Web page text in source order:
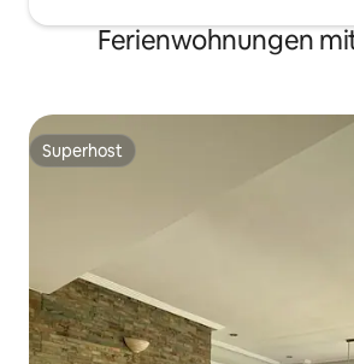
Ferienwohnungen
Superhost
Superhost